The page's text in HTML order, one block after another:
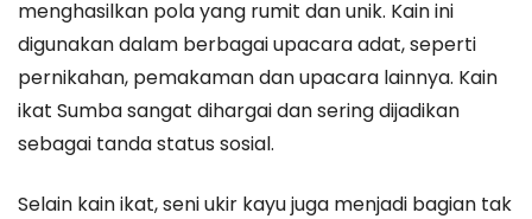
menghasilkan pola yang rumit dan unik. Kain ini
digunakan dalam berbagai upacara adat, seperti
pernikahan, pemakaman dan upacara lainnya. Kain
ikat Sumba sangat dihargai dan sering dijadikan
sebagai tanda status sosial.
Selain kain ikat, seni ukir kayu juga menjadi bagian tak